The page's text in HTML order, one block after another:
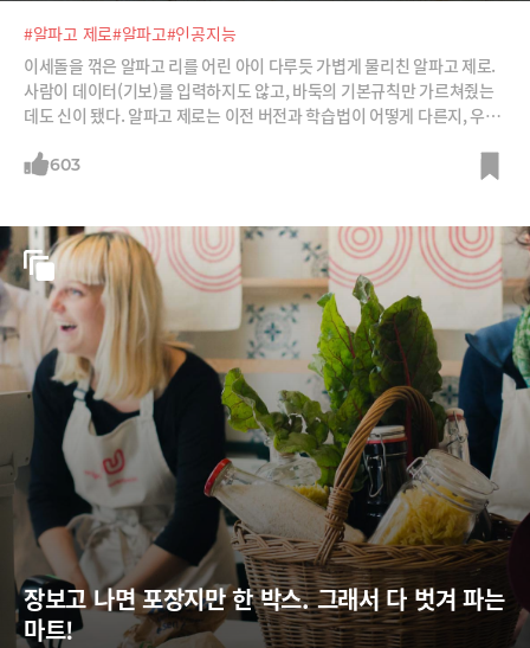
#알파고 제로#알파고#인공지능
이세돌을 꺾은 알파고 리를 어린 아이 다루듯 가볍게 물리친 알파고 제로.
사람이 데이터(기보)를 입력하지도 않고, 바둑의 기본규칙만 가르쳐줬는
데도 신이 됐다. 알파고 제로는 이전 버전과 학습법이 어떻게 다른지, 우리
603
장보고 나면 포장지만 한 박스. 그래서 다 벗겨 파는
마트!